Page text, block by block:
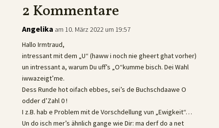
2 Kommentare
Angelika am 10. März 2022 um 19:57
Hallo Irmtraud,
intressant mit dem „U“ (haww i noch nie gheert ghat vorher)
un intressant a, warum Du uff’s „O“kumme bisch. Dei Wahl
iwwazeigt’me.
Dess Runde hot oifach ebbes, sei’s de Buchschdaawe O
odder d’Zahl 0 !
I z.B. hab e Problem mit de Vorschdellung vun „Ewigkeit“…
Un do isch mer’s ähnlich gange wie Dir: ma derf do a net